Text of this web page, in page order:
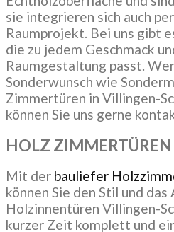
sie integrieren sich auch
Raumprojekt. Bei uns gibt
die zu jedem Geschmack
Raumgestaltung passt.
Sonderwunsch wie
Zimmertüren in Villingen-
können Sie uns gerne
HOLZ
Mit der bauliefer
können Sie den Stil und das
Holzinnentüren Villingen-
kurzer Zeit komplett und